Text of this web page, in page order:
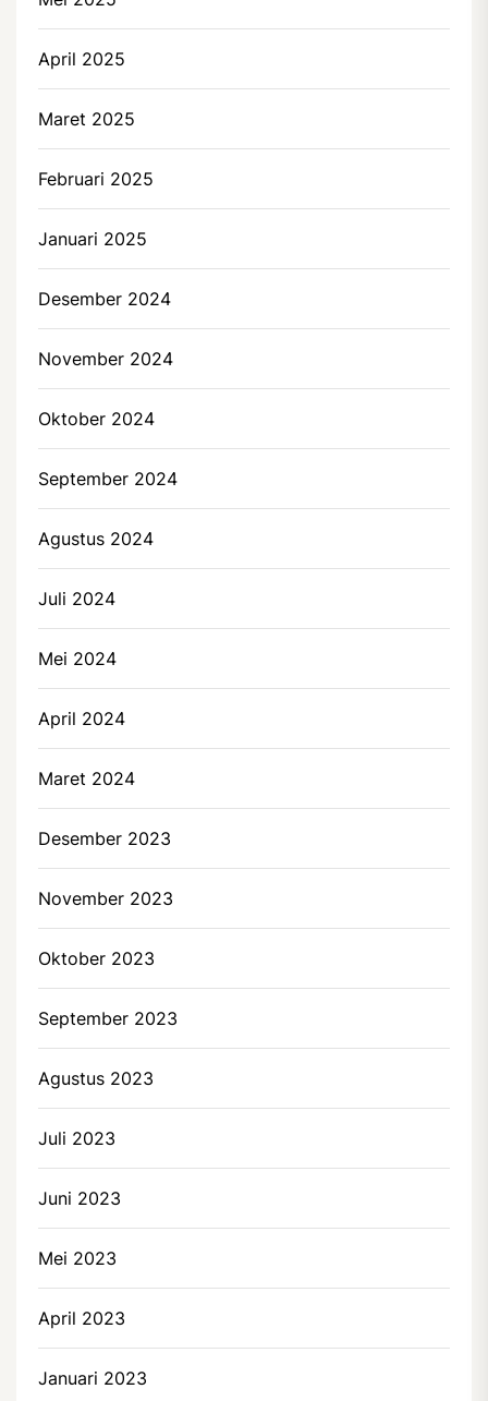
April 2025
Maret 2025
Februari 2025
Januari 2025
Desember 2024
November 2024
Oktober 2024
September 2024
Agustus 2024
Juli 2024
Mei 2024
April 2024
Maret 2024
Desember 2023
November 2023
Oktober 2023
September 2023
Agustus 2023
Juli 2023
Juni 2023
Mei 2023
April 2023
Januari 2023